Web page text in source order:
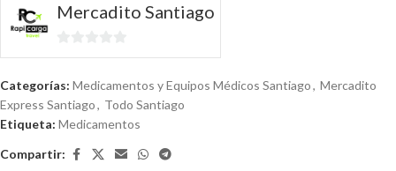
Mercadito Santiago
0
Categorías: Medicamentos y Equipos Médicos Santiago, Mercadito
Express Santiago, Todo Santiago
Etiqueta: Medicamentos
Compartir: